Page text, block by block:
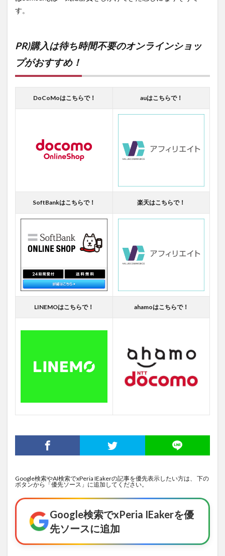
す。
PR)購入は待ち時間不要のオンラインショッ
プがおすすめ！
DoCoMoはこちらで！ auはこちらで！
SoftBankはこちらで！ 楽天はこちらで！
LINEMOはこちらで！ ahamoはこちらで！
Google検索やAI検索でxPeria IEakerの記事を優先表示したい方は、 下の
ボタンから「優先ソース」に追加してください。
Google検索でxPeria IEakerを優
先ソースに追加